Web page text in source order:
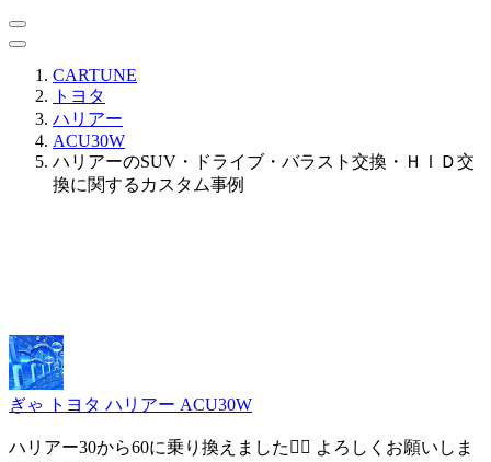
CARTUNE
トヨタ
ハリアー
ACU30W
ハリアーのSUV・ドライブ・バラスト交換・ＨＩＤ交
換に関するカスタム事例
ぎゃ トヨタ ハリアー ACU30W
ハリアー30から60に乗り換えました😶‍🌫️ よろしくお願いしま